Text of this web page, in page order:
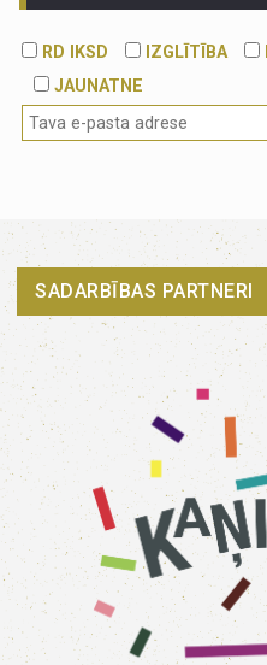
RD IKSD IZGLĪTĪBA
JAUNATNE
SADARBĪBAS PARTNERI